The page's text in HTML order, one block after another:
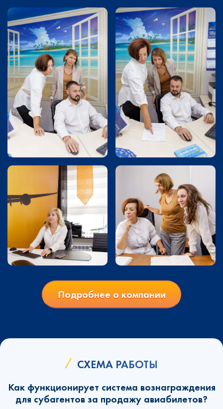
Подробнее о компании
СХЕМА РАБОТЫ
Как функционирует система вознаграждения
для субагентов за продажу авиабилетов?